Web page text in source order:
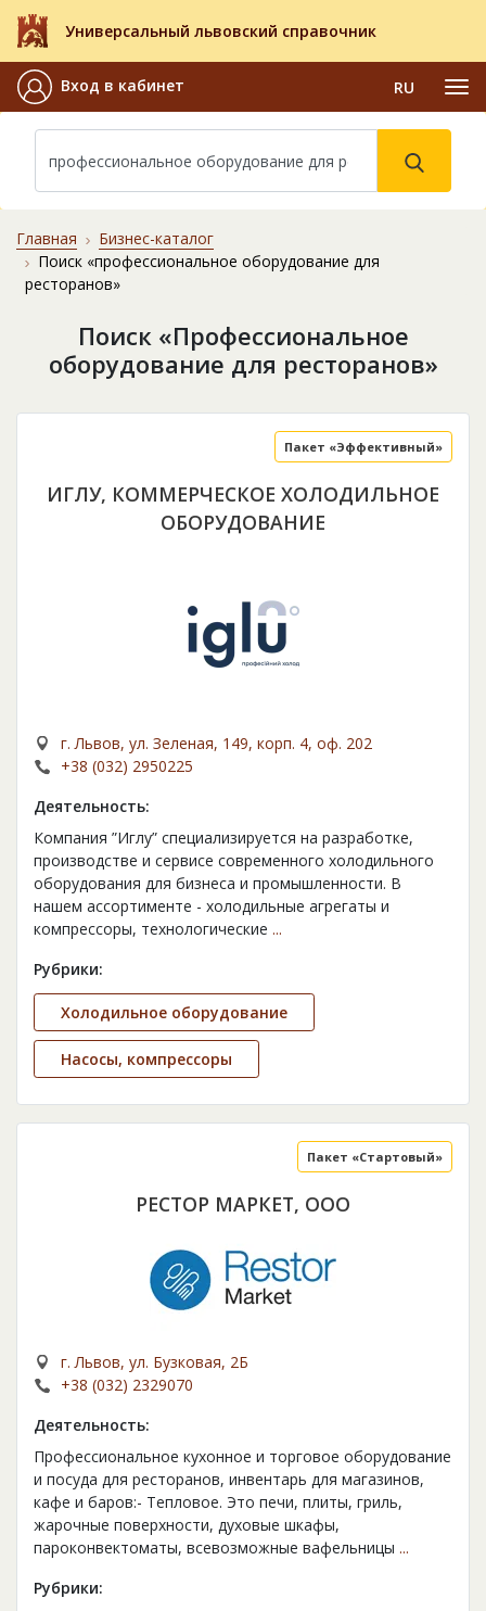
Универсальный львовский справочник
Вход в кабинет RU
Главная
Бизнес-каталог
Поиск «профессиональное оборудование для
ресторанов»
Поиск «Профессиональное
оборудование для ресторанов»
ИГЛУ, КОММЕРЧЕСКОЕ ХОЛОДИЛЬНОЕ
ОБОРУДОВАНИЕ
Пакет «Эффективный»
г. Львов, ул. Зеленая, 149, корп. 4, оф. 202
+38 (032) 2950225
Деятельность:
Компания ”Иглу” специализируется на разработке,
производстве и сервисе современного холодильного
оборудования для бизнеса и промышленности. В
нашем ассортименте - холодильные агрегаты и
компрессоры, технологические ...
Рубрики:
Холодильное оборудование
Насосы, компрессоры
РЕСТОР МАРКЕТ, ООО
Пакет «Стартовый»
г. Львов, ул. Бузковая, 2Б
+38 (032) 2329070
Деятельность:
Профессиональное кухонное и торговое оборудование
и посуда для ресторанов, инвентарь для магазинов,
кафе и баров:- Тепловое. Это печи, плиты, гриль,
жарочные поверхности, духовые шкафы,
пароконвектоматы, всевозможные вафельницы ...
Рубрики: